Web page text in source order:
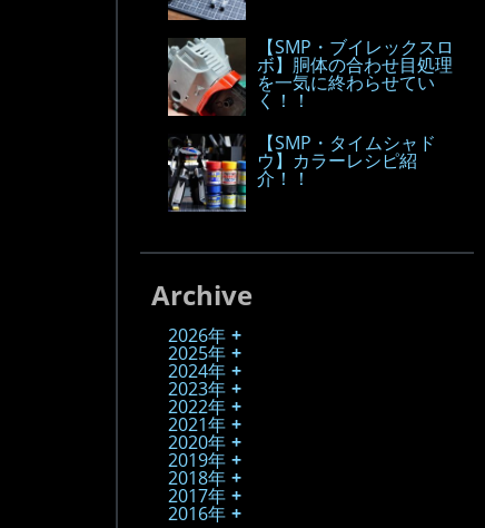
【SMP・ブイレックスロ
ボ】胴体の合わせ目処理
を一気に終わらせてい
く！！
【SMP・タイムシャド
ウ】カラーレシピ紹
介！！
Archive
2026年
2025年
2024年
2023年
2022年
2021年
2020年
2019年
2018年
2017年
2016年